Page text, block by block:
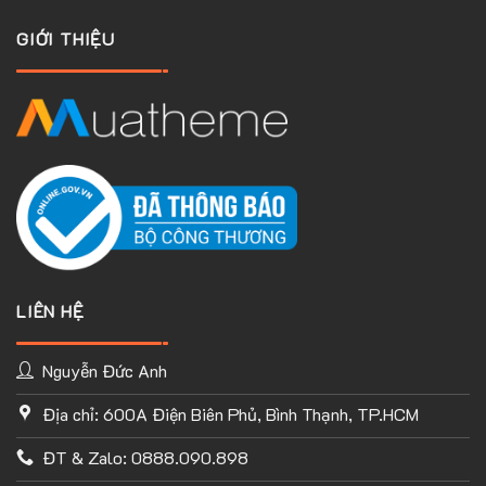
TÙY CHỈNH WEBSITE THEO PHONG CÁCH CỦA BẠN
Với thư viện ứng dụng khổng lồ và UX Builder, bạn có thể tự
GIỚI THIỆU
LIÊN HỆ
Nguyễn Đức Anh
Địa chỉ: 600A Điện Biên Phủ, Bình Thạnh, TP.HCM
ĐT & Zalo: 0888.090.898